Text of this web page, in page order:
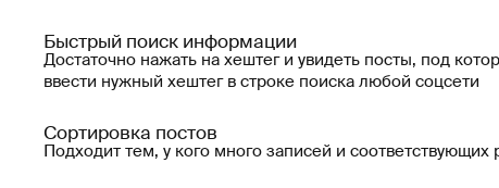
Быстрый поиск информации
Достаточно нажать на хештег и увидеть посты, под
ввести нужный хештег в строке поиска любой соцсети
Сортировка постов
Подходит тем, у кого много записей и соответствующих